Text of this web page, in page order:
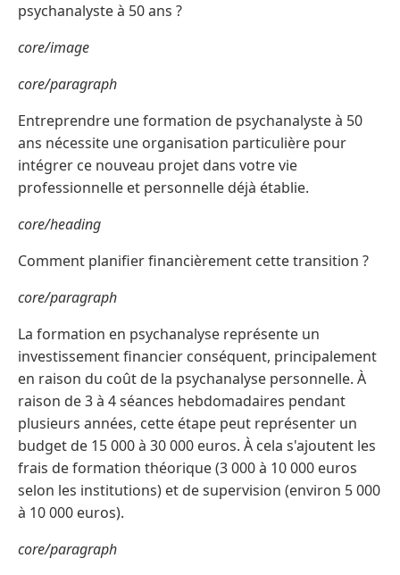
psychanalyste à 50 ans ?
core/image
core/paragraph
Entreprendre une formation de psychanalyste à 50
ans nécessite une organisation particulière pour
intégrer ce nouveau projet dans votre vie
professionnelle et personnelle déjà établie.
core/heading
Comment planifier financièrement cette transition ?
core/paragraph
La formation en psychanalyse représente un
investissement financier conséquent, principalement
en raison du coût de la psychanalyse personnelle. À
raison de 3 à 4 séances hebdomadaires pendant
plusieurs années, cette étape peut représenter un
budget de 15 000 à 30 000 euros. À cela s'ajoutent les
frais de formation théorique (3 000 à 10 000 euros
selon les institutions) et de supervision (environ 5 000
à 10 000 euros).
core/paragraph